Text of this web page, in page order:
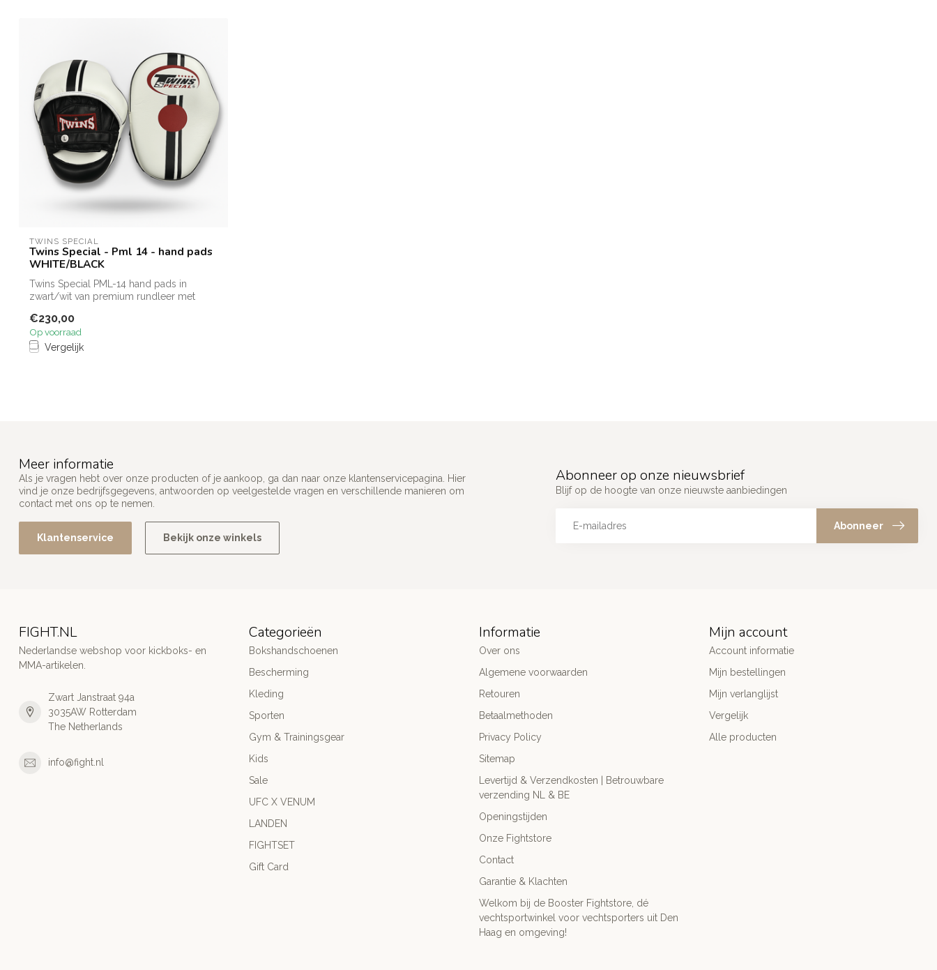
TWINS SPECIAL
Twins Special - Pml 14 - hand pads
WHITE/BLACK
Twins Special PML-14 hand pads in
zwart/wit van premium rundleer met
€230,00
Op voorraad
Vergelijk
Meer informatie
Als je vragen hebt over onze producten of je aankoop, ga dan naar onze klantenservicepagina. Hier
vind je onze bedrijfsgegevens, antwoorden op veelgestelde vragen en verschillende manieren om
contact met ons op te nemen.
Klantenservice Bekijk onze winkels
Abonneer op onze nieuwsbrief
Blijf op de hoogte van onze nieuwste aanbiedingen
Abonneer
FIGHT.NL
Nederlandse webshop voor kickboks- en
MMA-artikelen.
Zwart Janstraat 94a
3035AW Rotterdam
The Netherlands
info@fight.nl
Categorieën
Bokshandschoenen
Bescherming
Kleding
Sporten
Gym & Trainingsgear
Kids
Sale
UFC X VENUM
LANDEN
FIGHTSET
Gift Card
Informatie
Over ons
Algemene voorwaarden
Retouren
Betaalmethoden
Privacy Policy
Sitemap
Levertijd & Verzendkosten | Betrouwbare
verzending NL & BE
Openingstijden
Onze Fightstore
Contact
Garantie & Klachten
Welkom bij de Booster Fightstore, dé
vechtsportwinkel voor vechtsporters uit Den
Haag en omgeving!
Mijn account
Account informatie
Mijn bestellingen
Mijn verlanglijst
Vergelijk
Alle producten